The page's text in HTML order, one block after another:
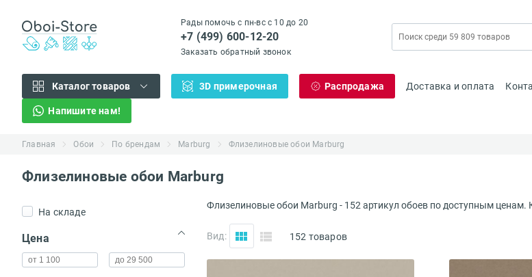
Рады помочь с пн-вс с 10 до 20
+7 (499) 600-12-20
Заказать обратный звонок
Каталог товаров 3D примерочная Распродажа Доставка и оплата
Напишите нам!
Главная Обои По брендам Marburg Флизелиновые обои Marburg
Флизелиновые обои Marburg
На складе
Цена
Флизелиновые обои Marburg - 152 артикул обоев по доступным ценам.
Вид: 152 товаров